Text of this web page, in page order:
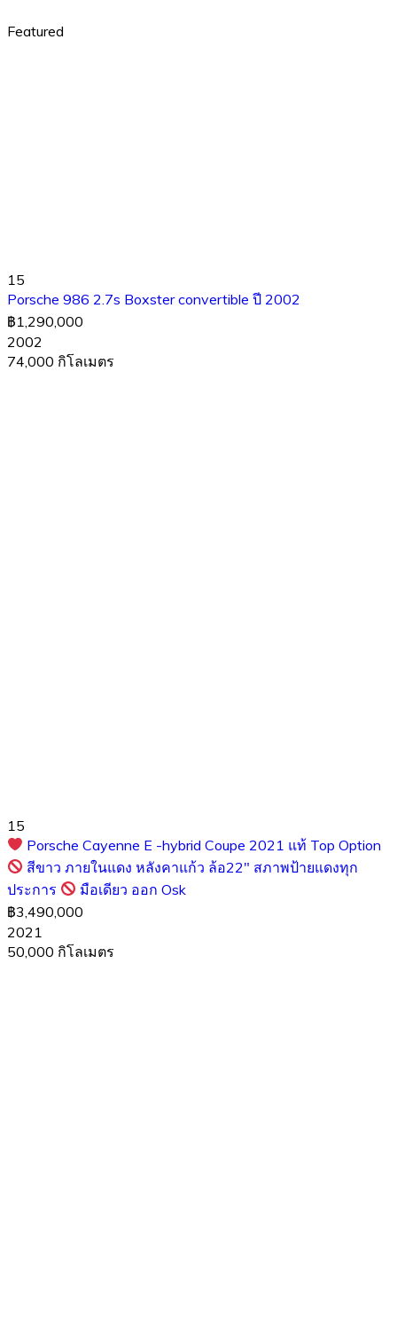
Featured
15
Porsche 986 2.7s Boxster convertible ปี 2002
฿1,290,000
2002
74,000 กิโลเมตร
15
Porsche​ Cayenne​ E -​hybrid Coupe​ 2021 แท้ Top​ Option​
สีขาว ภายในแดง หลังคาแก้ว ล้อ22" สภาพป้ายแดงทุก
ประการ
มือเดียว ออก Osk
฿3,490,000
2021
50,000 กิโลเมตร